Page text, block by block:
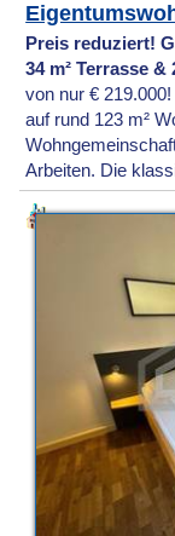
Preis reduziert!
34 m² Terrasse &
von nur €
auf rund 123 m²
Arbeiten. Die